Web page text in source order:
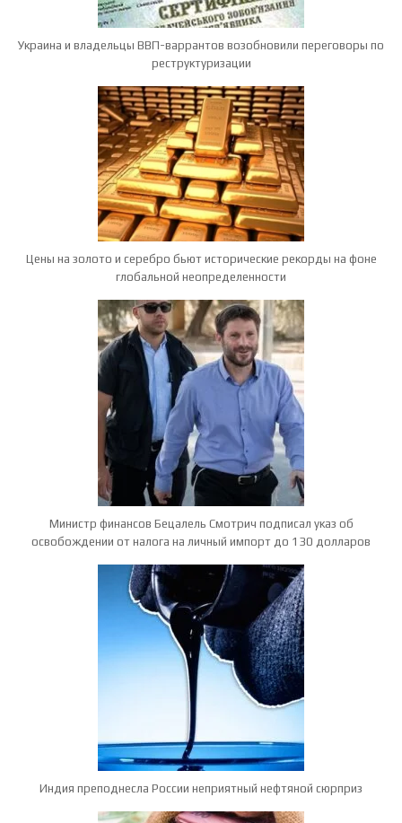
Украина и владельцы ВВП-варрантов возобновили переговоры по
реструктуризации
Цены на золото и серебро бьют исторические рекорды на фоне
глобальной неопределенности
Министр финансов Бецалель Смотрич подписал указ об
освобождении от налога на личный импорт до 130 долларов
Индия преподнесла России неприятный нефтяной сюрприз